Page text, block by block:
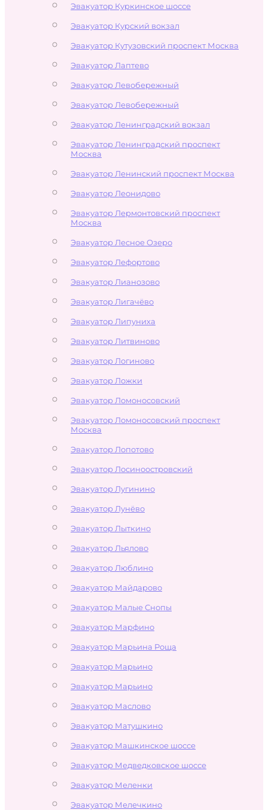
Эвакуатор Куркинское шоссе
Эвакуатор Курский вокзал
Эвакуатор Кутузовский проспект Москва
Эвакуатор Лаптево
Эвакуатор Левобережный
Эвакуатор Левобережный
Эвакуатор Ленинградский вокзал
Эвакуатор Ленинградский проспект
Москва
Эвакуатор Ленинский проспект Москва
Эвакуатор Леонидово
Эвакуатор Лермонтовский проспект
Москва
Эвакуатор Лесное Озеро
Эвакуатор Лефортово
Эвакуатор Лианозово
Эвакуатор Лигачёво
Эвакуатор Липуниха
Эвакуатор Литвиново
Эвакуатор Логиново
Эвакуатор Ложки
Эвакуатор Ломоносовский
Эвакуатор Ломоносовский проспект
Москва
Эвакуатор Лопотово
Эвакуатор Лосиноостровский
Эвакуатор Лугинино
Эвакуатор Лунёво
Эвакуатор Лыткино
Эвакуатор Льялово
Эвакуатор Люблино
Эвакуатор Майдарово
Эвакуатор Малые Снопы
Эвакуатор Марфино
Эвакуатор Марьина Роща
Эвакуатор Марьино
Эвакуатор Марьино
Эвакуатор Маслово
Эвакуатор Матушкино
Эвакуатор Машкинское шоссе
Эвакуатор Медведковское шоссе
Эвакуатор Меленки
Эвакуатор Мелечкино